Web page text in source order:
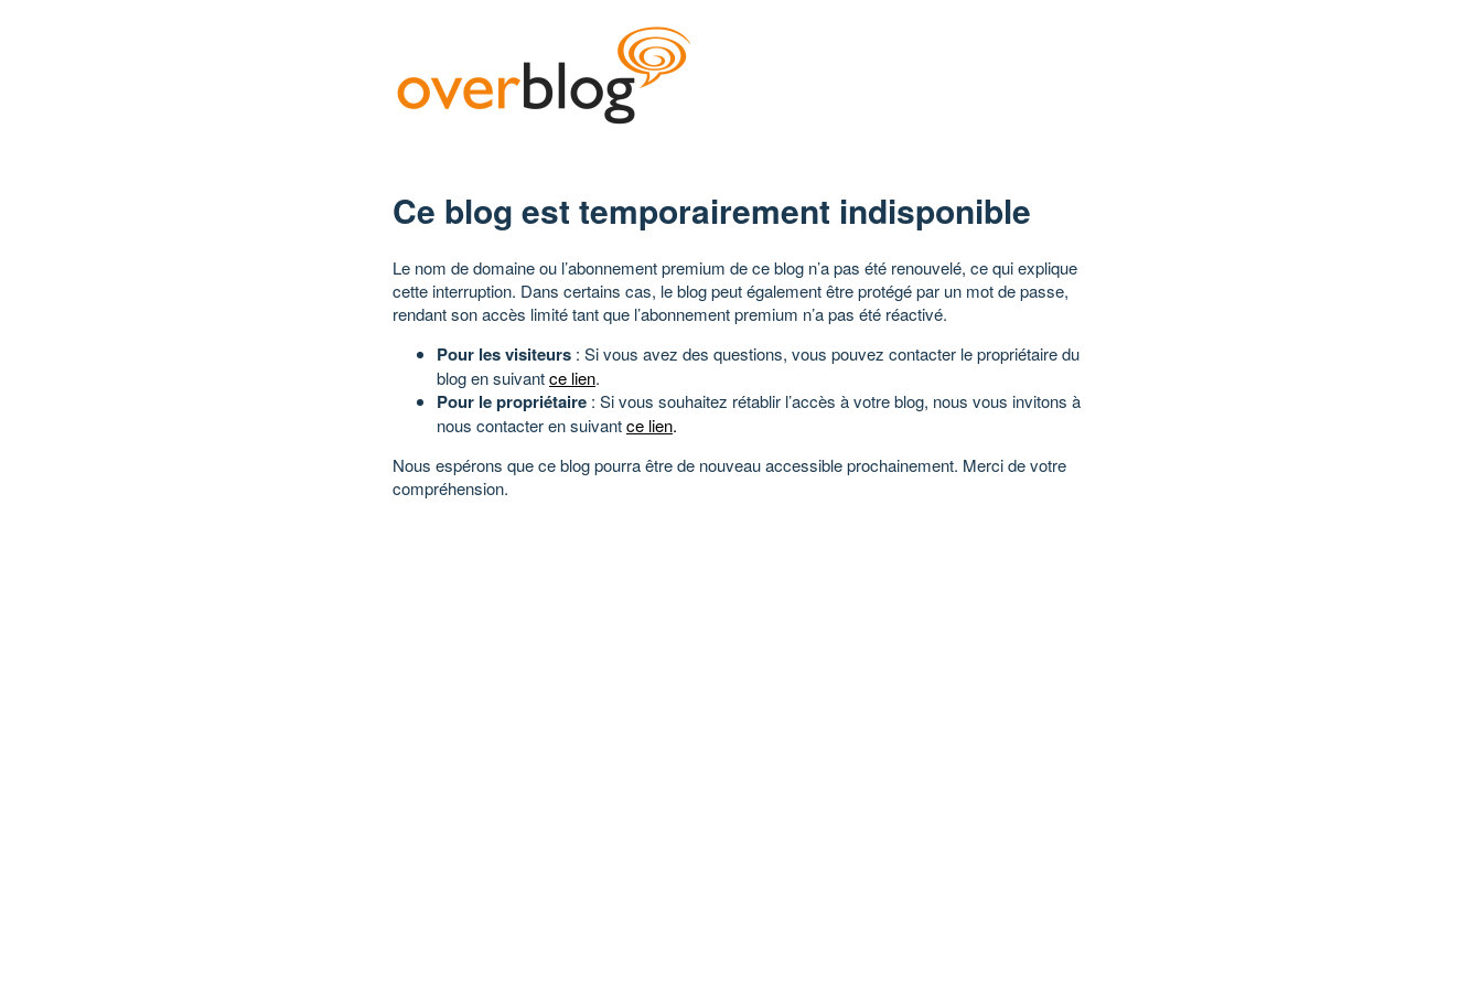
Ce blog est temporairement indisponible
Le nom de domaine ou l’abonnement premium de ce blog n’a pas été renouvelé, ce qui explique
cette interruption. Dans certains cas, le blog peut également être protégé par un mot de passe,
rendant son accès limité tant que l’abonnement premium n’a pas été réactivé.
Pour les visiteurs : Si vous avez des questions, vous pouvez contacter le propriétaire du
blog en suivantce lien.
Pour le propriétaire : Si vous souhaitez rétablir l’accès à votre blog, nous vous invitons à
nous contacter en suivantce lien.
Nous espérons que ce blog pourra être de nouveau accessible prochainement. Merci de votre
compréhension.